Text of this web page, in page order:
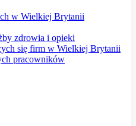
w Wielkiej Brytanii
zdrowia i opieki
się firm w Wielkiej Brytanii
pracowników